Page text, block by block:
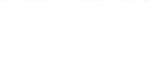
服务器CN2能够有效抵御各